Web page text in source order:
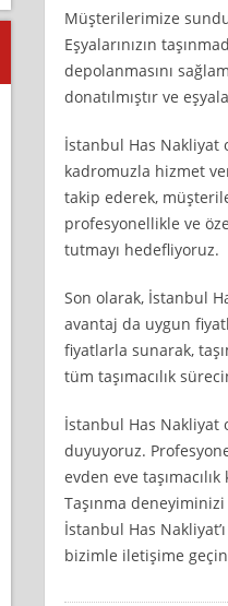
Müşterilerimize
Eşyalarınızın
depolanmasını
donatılmıştır ve
İstanbul Has Nakliyat
kadromuzla hizmet
takip ederek,
profesyonellikle ve
tutmayı hedefliyoruz.
Son olarak, İstanbul
avantaj da uygun
fiyatlarla sunarak,
tüm taşımacılık
İstanbul Has
duyuyoruz.
evden eve
Taşınma
İstanbul Has
bizimle iletişime